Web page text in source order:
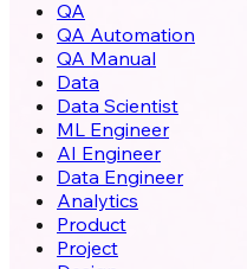
QA
QA Automation
QA Manual
Data
Data Scientist
ML Engineer
AI Engineer
Data Engineer
Analytics
Product
Project